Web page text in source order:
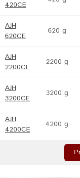
420CE
AJH
620CE
620 g
AJH
2200CE
2200 g
AJH
3200CE
3200 g
AJH
4200CE
4200 g